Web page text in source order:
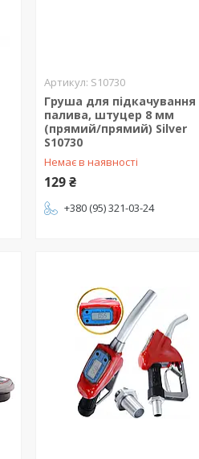
S10730
Груша для підкачування
палива, штуцер 8 мм
(прямий/прямий) Silver
S10730
Немає в наявності
129 ₴
+380 (95) 321-03-24